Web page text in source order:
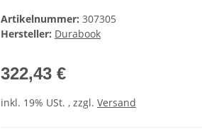
Artikelnummer: 307305
Hersteller: Durabook
322,43 €
inkl. 19% USt. , zzgl. Versand